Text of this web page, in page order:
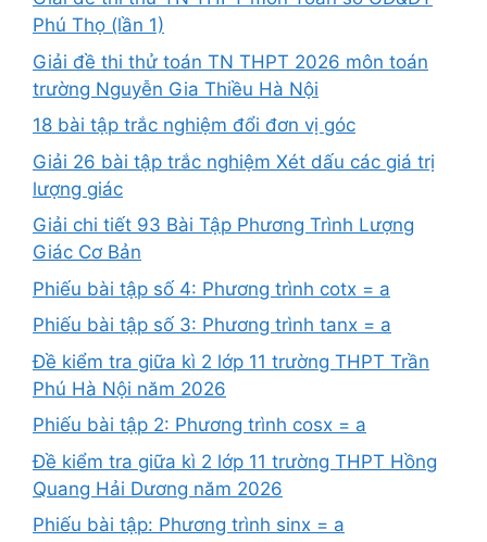
Phú Thọ (lần 1)
Giải đề thi thử toán TN THPT 2026 môn toán
trường Nguyễn Gia Thiều Hà Nội
18 bài tập trắc nghiệm đổi đơn vị góc
Giải 26 bài tập trắc nghiệm Xét dấu các giá trị
lượng giác
Giải chi tiết 93 Bài Tập Phương Trình Lượng
Giác Cơ Bản
Phiếu bài tập số 4: Phương trình cotx = a
Phiếu bài tập số 3: Phương trình tanx = a
Đề kiểm tra giữa kì 2 lớp 11 trường THPT Trần
Phú Hà Nội năm 2026
Phiếu bài tập 2: Phương trình cosx = a
Đề kiểm tra giữa kì 2 lớp 11 trường THPT Hồng
Quang Hải Dương năm 2026
Phiếu bài tập: Phương trình sinx = a